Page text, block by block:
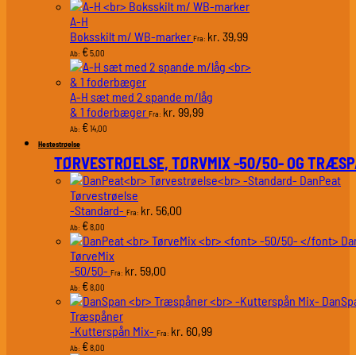
A-H
Boksskilt m/ WB-marker Fra: kr. 39,99
Ab: €5,00
A-H sæt med 2 spande m/låg
& 1 foderbæger Fra: kr. 99,99
Ab: €14,00
Hestestrøelse
TØRVESTRØELSE, TØRVMIX -50/50- OG
DanPeat
Tørvestrøelse
-Standard- Fra: kr. 56,00
Ab: €8,00
TørveMix
-50/50- Fra: kr. 59,00
Ab: €8,00
Træspåner
-Kutterspån Mix- Fra: kr. 60,99
Ab: €8,00